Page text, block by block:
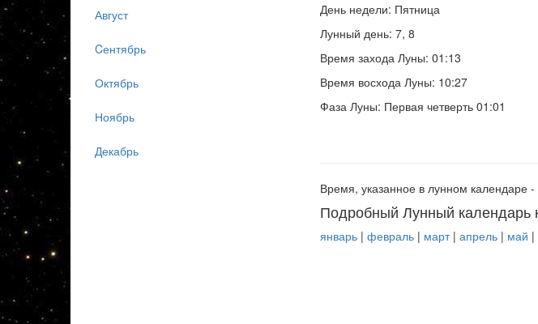
День недели: Пятница
Лунный день: 7, 8
Время захода Луны: 01:13
Время восхода Луны: 10:27
Фаза Луны: Первая четверть 01:01
Время, указанное в лунном календаре -
Подробный Лунный календарь
январь| февраль| март| апрель| май |
Август
Cентябрь
Октябрь
Ноябрь
Декабрь